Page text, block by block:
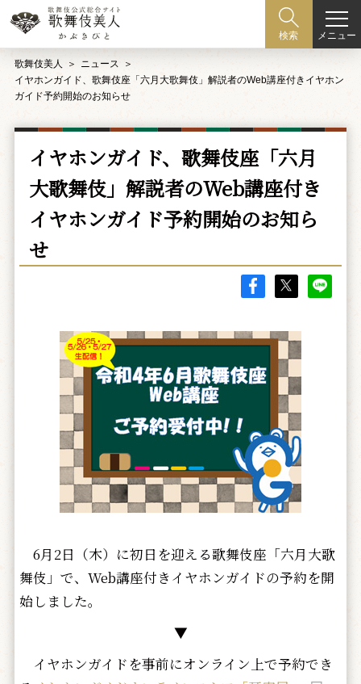
検索 メニュー
歌舞伎美人
ニュース
イヤホンガイド、歌舞伎座「六月大歌舞伎」解説者のWeb講座付きイヤホン
ガイド予約開始のお知らせ
イヤホンガイド、歌舞伎座「六月
大歌舞伎」解説者のWeb講座付き
イヤホンガイド予約開始のお知ら
せ
6月2日（木）に初日を迎える歌舞伎座「六月大歌
舞伎」で、Web講座付きイヤホンガイドの予約を開
始しました。
▼
イヤホンガイドを事前にオンライン上で予約でき